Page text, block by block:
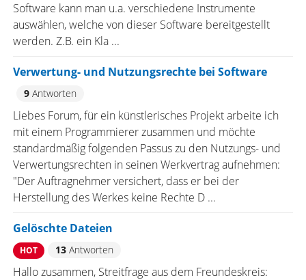
Software kann man u.a. verschiedene Instrumente
auswählen, welche von dieser Software bereitgestellt
werden. Z.B. ein Kla ...
Verwertung- und Nutzungsrechte bei Software
9Antworten
Liebes Forum, für ein künstlerisches Projekt arbeite ich
mit einem Programmierer zusammen und möchte
standardmäßig folgenden Passus zu den Nutzungs- und
Verwertungsrechten in seinen Werkvertrag aufnehmen:
"Der Auftragnehmer versichert, dass er bei der
Herstellung des Werkes keine Rechte D ...
Gelöschte Dateien
HOT 13Antworten
Hallo zusammen, Streitfrage aus dem Freundeskreis: